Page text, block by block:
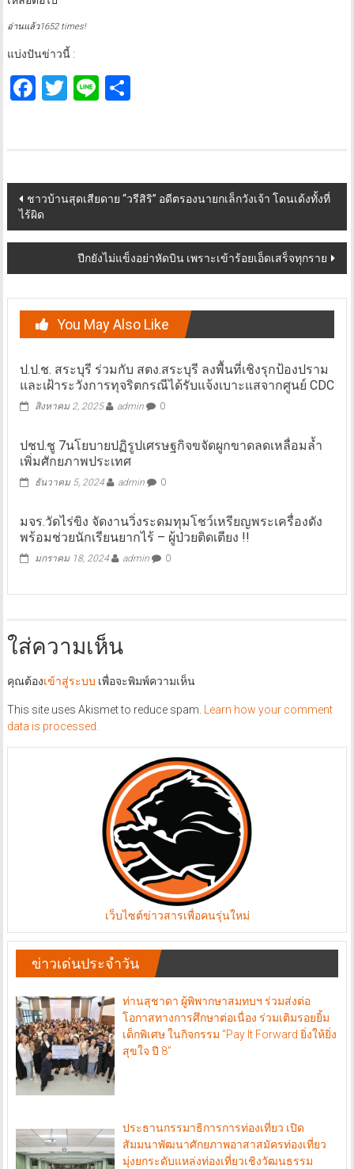
อ่านแล้ว1652 times!
แบ่งปันข่าวนี้ :
Facebook
Twitter
LineShare
Post
navigation
ชาวบ้านสุดเสียดาย “วรีสิริ” อดีตรองนายกเล็กวังเจ้า โดนเด้งทั้งที่
ไร้ผิด
ปีกยังไม่แข็งอย่าหัดบิน เพราะเข้าร้อยเอ็ดเสร็จทุกราย
You May Also Like
ป.ป.ช. สระบุรี ร่วมกับ สตง.สระบุรี ลงพื้นที่เชิงรุกป้องปราม
และเฝ้าระวังการทุจริตกรณีได้รับแจ้งเบาะแสจากศูนย์ CDC
สิงหาคม 2, 2025 admin 0
ปชป.ชู 7นโยบายปฏิรูปเศรษฐกิจขจัดผูกขาดลดเหลื่อมล้ำ
เพิ่มศักยภาพประเทศ
ธันวาคม 5, 2024 admin 0
มจร.วัดไร่ขิง จัดงานวิ่งระดมทุมโชว์เหรียญพระเครื่องดัง
พร้อมช่วยนักเรียนยากไร้ – ผู้ป่วยติดเตียง !!
มกราคม 18, 2024 admin 0
ใส่ความเห็น
คุณต้องเข้าสู่ระบบ เพื่อจะพิมพ์ความเห็น
This site uses Akismet to reduce spam. Learn how your comment
data is processed.
เว็บไซต์ข่าวสารเพื่อคนรุ่นใหม่
ข่าวเด่นประจำวัน
ท่านสุชาดา ผู้พิพากษาสมทบฯ ร่วมส่งต่อ
โอกาสทางการศึกษาต่อเนื่อง ร่วมเติมรอยยิ้ม
เด็กพิเศษ ในกิจกรรม “Pay It Forward ยิ่งให้ยิ่ง
สุขใจ ปี 8”
ประธานกรรมาธิการการท่องเที่ยว เปิด
สัมมนาพัฒนาศักยภาพอาสาสมัครท่องเที่ยว
มุ่งยกระดับแหล่งท่องเที่ยวเชิงวัฒนธรรม